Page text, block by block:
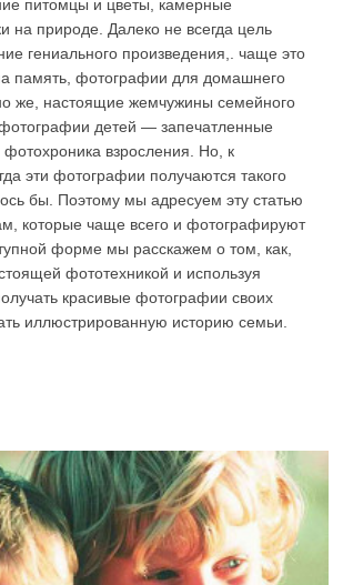
питомцы и цветы, камерные
на природе. Далеко не всегда цель
гениального произведения,. чаще это
память, фотографии для домашнего
же, настоящие жемчужины семейного
детей — запечатленные
взросления. Но, к
эти фотографии получаются такого
бы. Поэтому мы адресуем эту статью
которые чаще всего и фотографируют
форме мы расскажем о том, как,
фототехникой и используя
красивые фотографии своих
иллюстрированную историю семьи.